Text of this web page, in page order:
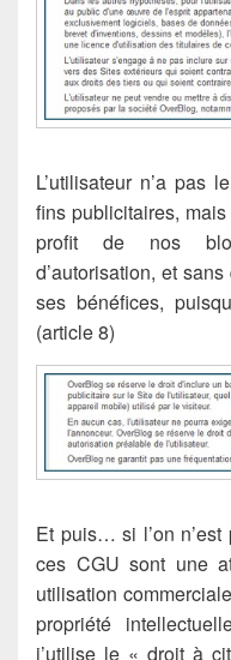
L’utilisateur n’a pas
fins publicitaires,
profit de nos
d’autorisation, et
ses bénéfices,
(article 8)
Et puis… si l’on n’est
ces CGU sont une
utilisation
propriété
j’utilise le « droit à